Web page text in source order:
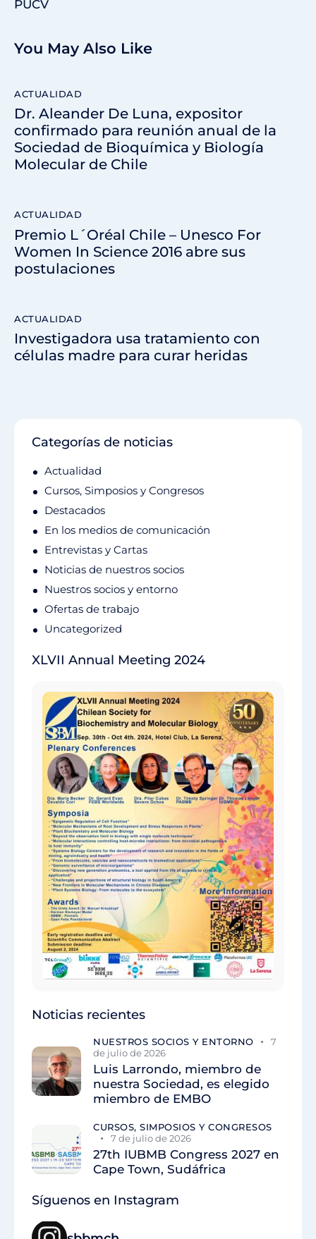
PUCV
You May Also Like
ACTUALIDAD
Dr. Aleander De Luna, expositor
confirmado para reunión anual de la
Sociedad de Bioquímica y Biología
Molecular de Chile
ACTUALIDAD
Premio L´Oréal Chile – Unesco For
Women In Science 2016 abre sus
postulaciones
ACTUALIDAD
Investigadora usa tratamiento con
células madre para curar heridas
Categorías de noticias
Actualidad
Cursos, Simposios y Congresos
Destacados
En los medios de comunicación
Entrevistas y Cartas
Noticias de nuestros socios
Nuestros socios y entorno
Ofertas de trabajo
Uncategorized
XLVII Annual Meeting 2024
Noticias recientes
NUESTROS SOCIOS Y ENTORNO
7
de julio de 2026
Luis Larrondo, miembro de
nuestra Sociedad, es elegido
miembro de EMBO
CURSOS, SIMPOSIOS Y CONGRESOS
7 de julio de 2026
27th IUBMB Congress 2027 en
Cape Town, Sudáfrica
Síguenos en Instagram